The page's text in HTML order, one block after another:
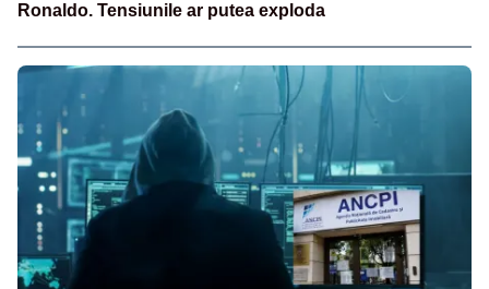
Ronaldo. Tensiunile ar putea exploda